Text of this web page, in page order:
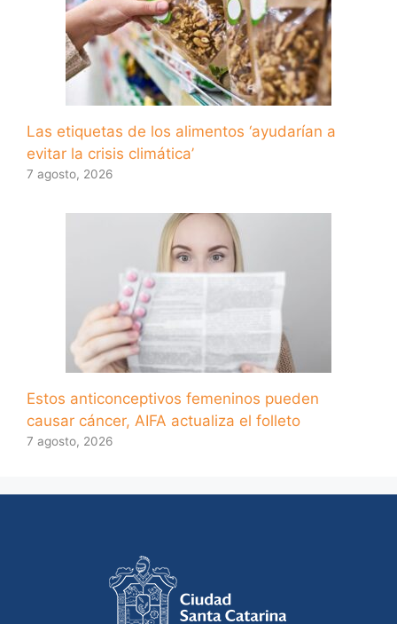
Las etiquetas de los alimentos ‘ayudarían a
evitar la crisis climática’
7 agosto, 2026
Estos anticonceptivos femeninos pueden
causar cáncer, AIFA actualiza el folleto
7 agosto, 2026